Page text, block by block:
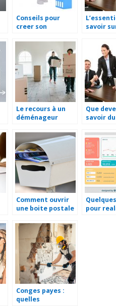
Conseils pour
creer son
savoir
anonymes
Le recours à un
déménageur
important
Que
savoir du
Comment ouvrir
une boite postale
pour
Conges payes :
quelles